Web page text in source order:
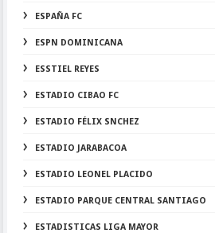
ESPAÑA FC
ESPN DOMINICANA
ESSTIEL REYES
ESTADIO CIBAO FC
ESTADIO FÉLIX SNCHEZ
ESTADIO JARABACOA
ESTADIO LEONEL PLACIDO
ESTADIO PARQUE CENTRAL SANTIAGO
ESTADISTICAS LIGA MAYOR